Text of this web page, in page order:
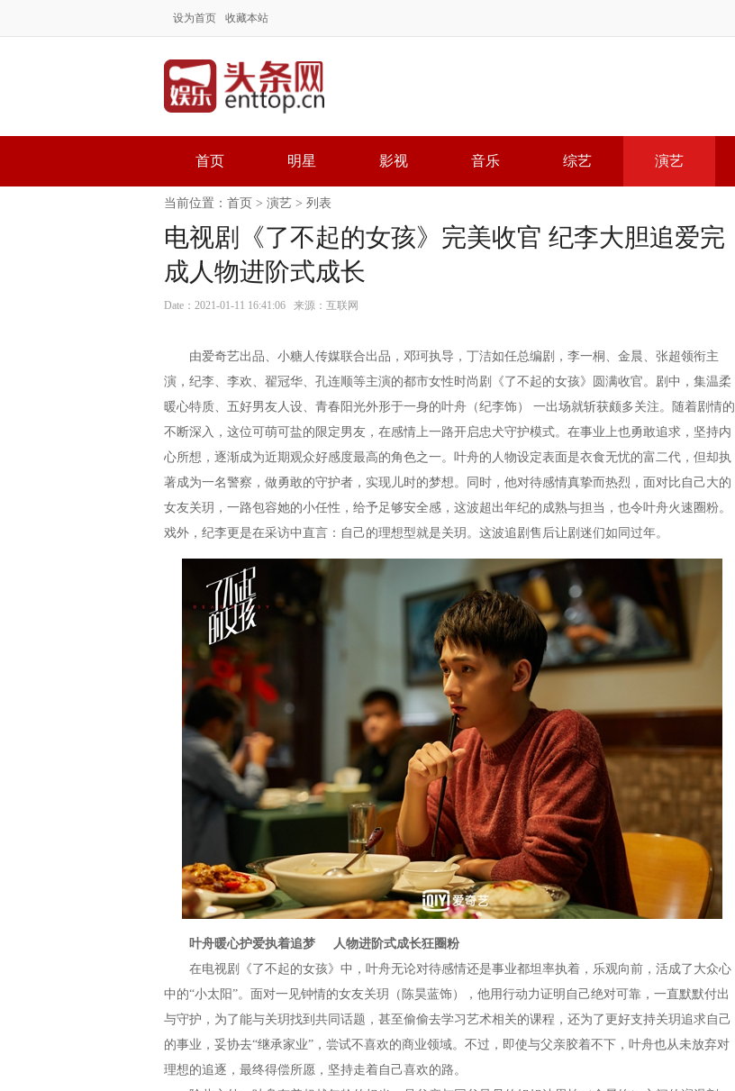
设为首页 收藏本站
首页 明星 影视 音乐 综艺 演艺
当前位置： 首页 > 演艺 > 列表
电视剧《了不起的女孩》完美收官 纪李大胆追爱完
成人物进阶式成长
Date：2021-01-11 16:41:06 来源：互联网
由爱奇艺出品、小糖人传媒联合出品，邓珂执导，丁洁如任总编剧，李一桐、金晨、张超领衔主
演，纪李、李欢、翟冠华、孔连顺等主演的都市女性时尚剧《了不起的女孩》圆满收官。剧中，集温柔
暖心特质、五好男友人设、青春阳光外形于一身的叶舟（纪李饰） 一出场就斩获颇多关注。随着剧情的
不断深入，这位可萌可盐的限定男友，在感情上一路开启忠犬守护模式。在事业上也勇敢追求，坚持内
心所想，逐渐成为近期观众好感度最高的角色之一。叶舟的人物设定表面是衣食无忧的富二代，但却执
著成为一名警察，做勇敢的守护者，实现儿时的梦想。同时，他对待感情真挚而热烈，面对比自己大的
女友关玥，一路包容她的小任性，给予足够安全感，这波超出年纪的成熟与担当，也令叶舟火速圈粉。
戏外，纪李更是在采访中直言：自己的理想型就是关玥。这波追剧售后让剧迷们如同过年。
叶舟暖心护爱执着追梦 人物进阶式成长狂圈粉
在电视剧《了不起的女孩》中，叶舟无论对待感情还是事业都坦率执着，乐观向前，活成了大众心
中的“小太阳”。面对一见钟情的女友关玥（陈昊蓝饰），他用行动力证明自己绝对可靠，一直默默付出
与守护，为了能与关玥找到共同话题，甚至偷偷去学习艺术相关的课程，还为了更好支持关玥追求自己
的事业，妥协去“继承家业”，尝试不喜欢的商业领域。不过，即使与父亲胶着不下，叶舟也从未放弃对
理想的追逐，最终得偿所愿，坚持走着自己喜欢的路。